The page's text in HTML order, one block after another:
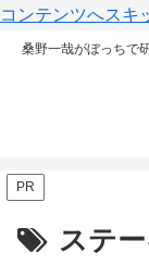
コンテンツへスキ
桑野一哉がぼっちで
PR
ステ